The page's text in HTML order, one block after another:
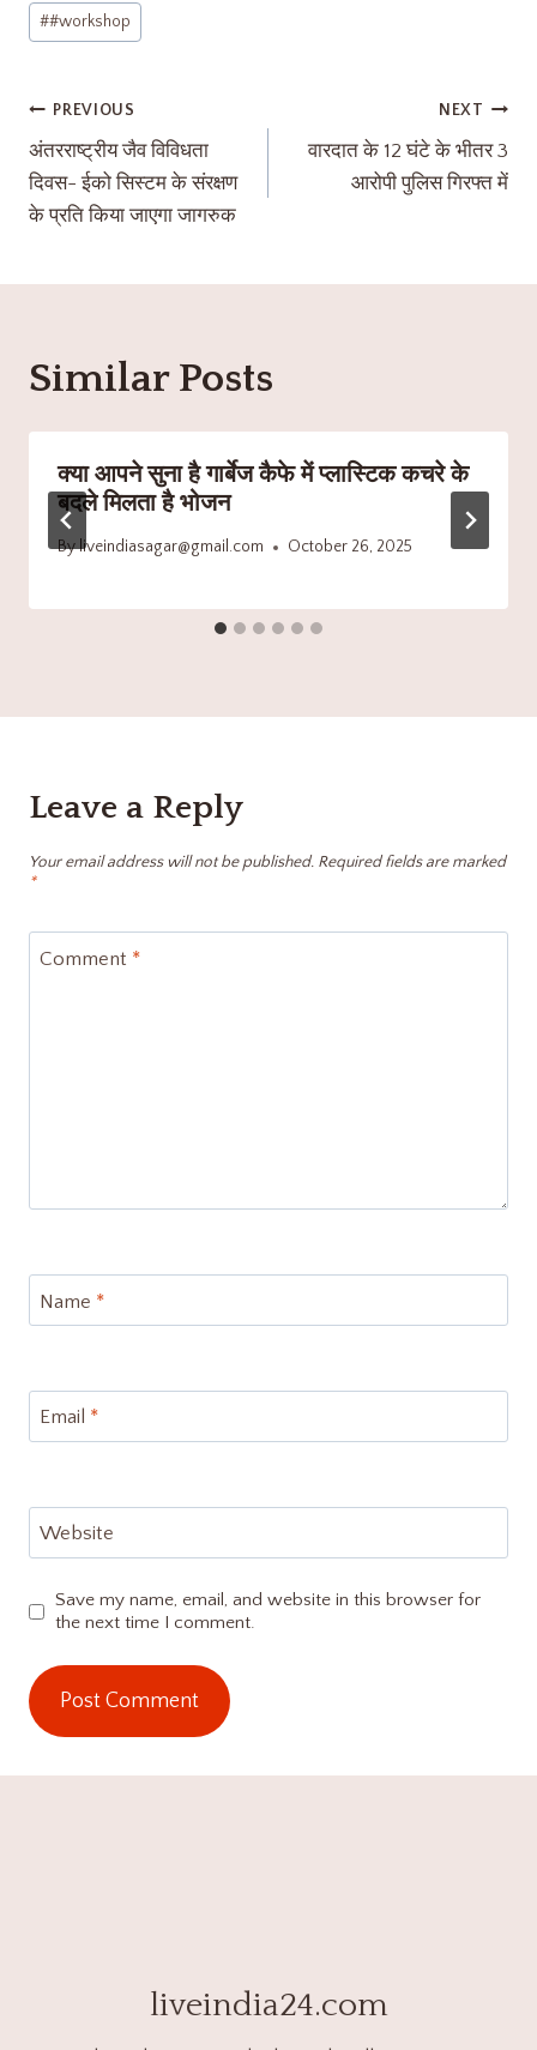
##workshop
PREVIOUS
अंतरराष्ट्रीय जैव विविधता
दिवस- ईको सिस्टम के संरक्षण
के प्रति किया जाएगा जागरुक
NEXT
वारदात के 12 घंटे के भीतर 3
आरोपी पुलिस गिरफ्त में
Similar Posts
क्या आपने सुना है गार्बेज कैफे में प्लास्टिक कचरे के
बदले मिलता है भोजन
Byliveindiasagar@gmail.com October 26, 2025
Leave a Reply
Your email address will not be published. Required fields are marked
*
Comment *
Name *
Email *
Website
Save my name, email, and website in this browser for
the next time I comment.
liveindia24.com